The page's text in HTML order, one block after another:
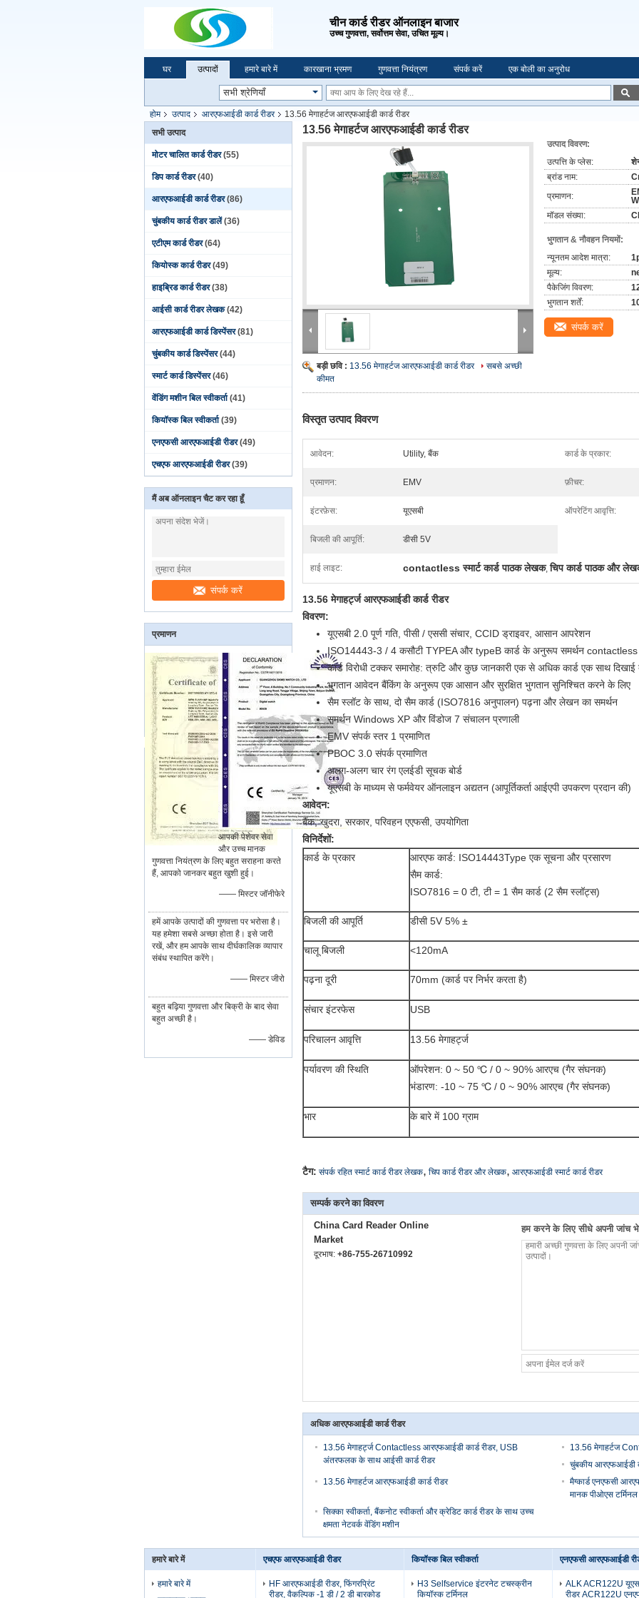
चीन कार्ड रीडर ऑनलाइन बाजार
उच्च गुणवत्ता, सर्वोत्तम सेवा, उचित मूल्य।
घर उत्पादों हमारे बारे में कारखाना भ्रमण गुणवत्ता नियंत्रण संपर्क करें एक बोली का अनुरोध
होम उत्पाद आरएफआईडी कार्ड रीडर
13.56 मेगाहर्टज आरएफआईडी कार्ड रीडर
सभी उत्पाद
मोटर चालित कार्ड रीडर (55)
डिप कार्ड रीडर (40)
आरएफआईडी कार्ड रीडर (86)
चुंबकीय कार्ड रीडर डालें (36)
एटीएम कार्ड रीडर (64)
कियोस्क कार्ड रीडर (49)
हाइब्रिड कार्ड रीडर (38)
आईसी कार्ड रीडर लेखक (42)
आरएफआईडी कार्ड डिस्पेंसर (81)
चुंबकीय कार्ड डिस्पेंसर (44)
स्मार्ट कार्ड डिस्पेंसर (46)
वेंडिंग मशीन बिल स्वीकर्ता (41)
कियॉस्क बिल स्वीकर्ता (39)
एनएफसी आरएफआईडी रीडर (49)
एचएफ आरएफआईडी रीडर (39)
मैं अब ऑनलाइन चैट कर रहा हूँ
संपर्क करें
प्रमाणन
आपकी पेशेवर सेवा
और उच्च मानक
गुणवत्ता नियंत्रण के लिए बहुत सराहना करते
हैं, आपको जानकर बहुत खुशी हुई।
—— मिस्टर जॉनीफेरे
हमें आपके उत्पादों की गुणवत्ता पर भरोसा है।
यह हमेशा सबसे अच्छा होता है। इसे जारी
रखें, और हम आपके साथ दीर्घकालिक व्यापार
संबंध स्थापित करेंगे।
—— मिस्टर जीरो
बहुत बढ़िया गुणवत्ता और बिक्री के बाद सेवा
बहुत अच्छी है।
—— डेविड
13.56 मेगाहर्टज आरएफआईडी कार्ड रीडर
बड़ी छवि : 13.56 मेगाहर्टज आरएफआईडी कार्ड रीडर
सबसे अच्छी
कीमत
उत्पाद विवरण:
उत्पत्ति के प्लेस:
ब्रांड नाम:
प्रमाणन:
मॉडल संख्या:
भुगतान & नौवहन नियमों:
न्यूनतम आदेश मात्रा:
मूल्य:
पैकेजिंग विवरण:
भुगतान शर्तें:
संपर्क करें
विस्तृत उत्पाद विवरण
आवेदन: Utility, बैंक कार्ड के प्रकार:
प्रमाणन: EMV फ़ीचर:
इंटरफ़ेस: यूएसबी ऑपरेटिंग आवृत्ति:
बिजली की आपूर्ति: डीसी 5V
हाई लाइट: contactless स्मार्ट कार्ड पाठक लेखक,चिप कार्ड पाठक और
13.56 मेगाहर्ट्ज आरएफआईडी कार्ड रीडर
विवरण:
यूएसबी 2.0 पूर्ण गति, पीसी / एससी संचार, CCID ड्राइवर, आसान आपरेशन
ISO14443-3 / 4 कसौटी TYPEA और typeB कार्ड के अनुरूप समर्थन contactless
कार्ड विरोधी टक्कर समारोह: त्रुटि और कुछ जानकारी एक से अधिक कार्ड एक साथ
भुगतान आवेदन बैंकिंग के अनुरूप एक आसान और सुरक्षित भुगतान सुनिश्चित करने के लिए
सैम स्लॉट के साथ, दो सैम कार्ड (ISO7816 अनुपालन) पढ़ना और लेखन का समर्थन
समर्थन Windows XP और विंडोज 7 संचालन प्रणाली
EMV संपर्क स्तर 1 प्रमाणित
PBOC 3.0 संपर्क प्रमाणित
अलग-अलग चार रंग एलईडी सूचक बोर्ड
यूएसबी के माध्यम से फर्मवेयर ऑनलाइन अद्यतन (आपूर्तिकर्ता आईएपी उपकरण प्रदान की)
आवेदन:
बैंक, खुदरा, सरकार, परिवहन एएफसी, उपयोगिता
विनिर्देशों:
कार्ड के प्रकार
आरएफ कार्ड: ISO14443Type एक सूचना और प्रसारण
सैम कार्ड:
ISO7816 = 0 टी, टी = 1 सैम कार्ड (2 सैम स्लॉट्स)
बिजली की आपूर्ति डीसी 5V 5% ±
चालू बिजली <120mA
पढ़ना दूरी 70mm (कार्ड पर निर्भर करता है)
संचार इंटरफेस USB
परिचालन आवृत्ति 13.56 मेगाहर्ट्ज
पर्यावरण की स्थिति
ऑपरेशन: 0 ~ 50 ℃ / 0 ~ 90% आरएच (गैर संघनक)
भंडारण: -10 ~ 75 ℃ / 0 ~ 90% आरएच (गैर संघनक)
भार के बारे में 100 ग्राम
टैग: संपर्क रहित स्मार्ट कार्ड रीडर लेखक, चिप कार्ड रीडर और लेखक, आरएफआईडी स्मार्ट कार्ड रीडर
सम्पर्क करने का विवरण
China Card Reader Online
Market
दूरभाष: +86-755-26710992
हम करने के लिए सीधे अपनी जांच
अधिक आरएफआईडी कार्ड रीडर
13.56 मेगाहर्ट्ज Contactless आरएफआईडी कार्ड रीडर, USB
अंतरफलक के साथ आईसी कार्ड रीडर
13.56 मेगाहर्टज
चुंबकीय आरएफआईडी
13.56 मेगाहर्टज आरएफआईडी कार्ड रीडर
मैग्कार्ड एनएफसी
मानक पीओएस टर्मिनल
सिक्का स्वीकर्ता, बैंकनोट स्वीकर्ता और क्रेडिट कार्ड रीडर के साथ उच्च
क्षमता नेटवर्क वेंडिंग मशीन
हमारे बारे में
हमारे बारे में
एचएफ आरएफआईडी रीडर
HF आरएफआईडी रीडर, फिंगरप्रिंट
रीडर, वैकल्पिक -1 डी / 2 डी बारकोड
कियॉस्क बिल स्वीकर्ता
H3 Selfservice इंटरनेट टचस्क्रीन
कियॉस्क टर्मिनल
एनएफसी आरएफआईडी
ALK ACR122U
रीडर ACR122U